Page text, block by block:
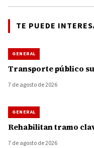
TE PUEDE
GENERAL
Transporte público
7 de agosto de 2026
GENERAL
Rehabilitan tramo
7 de agosto de 2026